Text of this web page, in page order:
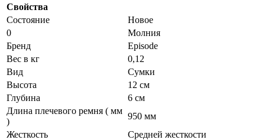
Свойства
Состояние
Новое
0
Молния
Бренд
Episode
Вес в кг
0,12
Вид
Сумки
Высота
12 см
Глубина
6 см
Длина плечевого ремня ( мм
)
950 мм
Жесткость
Средней жесткости